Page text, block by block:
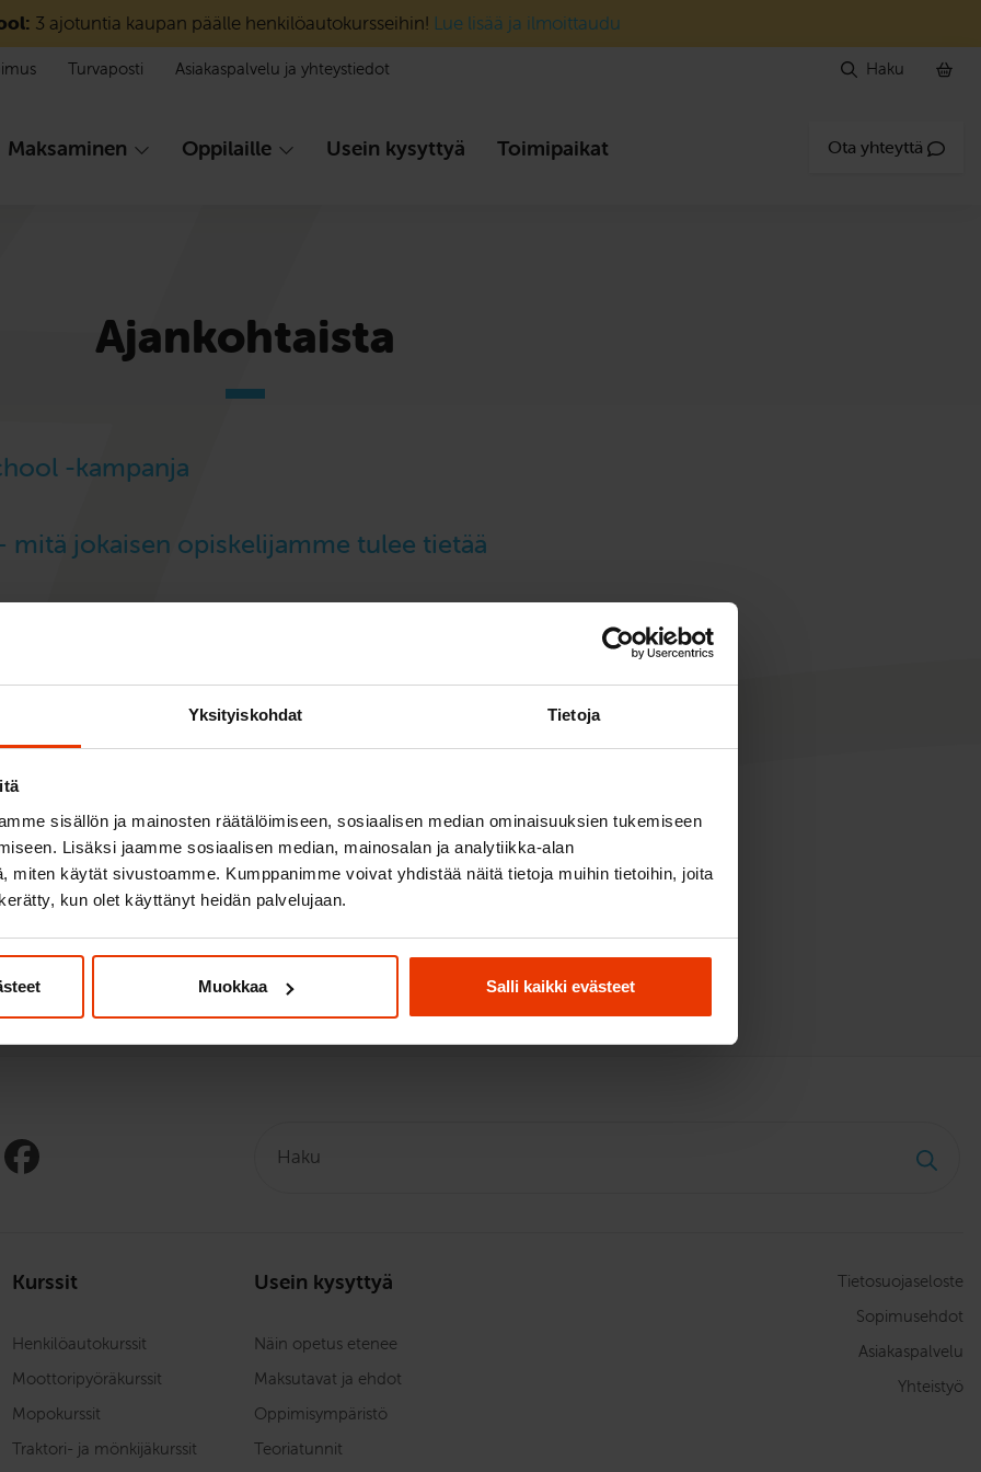
Yksityiskohdat Tietoja
sisällön ja mainosten räätälöimiseen, sosiaalisen median ominaisuuksien tukemiseen
Lisäksi jaamme sosiaalisen median, mainosalan ja analytiikka-alan
miten käytät sivustoamme. Kumppanimme voivat yhdistää näitä tietoja muihin tietoihin, joita
kun olet käyttänyt heidän palvelujaan.
Muokkaa Salli kaikki evästeet
3 ajotuntia kaupan päälle henkilöautokursseihin! Lue lisää ja ilmoittaudu
Maksaminen Oppilaille Usein kysyttyä Toimipaikat Ota yhteyttä
Turvaposti Asiakaspalvelu ja yhteystiedot Haku
Ajankohtaista
-kampanja
jokaisen opiskelijamme tulee tietää
jouluna ja vuodenvaihteessa
kk korotonta maksuaikaa!
hanketta – nyt mukana myös sidosryhmät
Kurssit
Henkilöautokurssit
Moottoripyöräkurssit
Mopokurssit
Traktori- ja mönkijäkurssit
Usein kysyttyä
Näin opetus etenee
Maksutavat ja ehdot
Oppimisympäristö
Teoriatunnit
Tietosuojaseloste
Sopimusehdot
Asiakaspalvelu
Yhteistyö